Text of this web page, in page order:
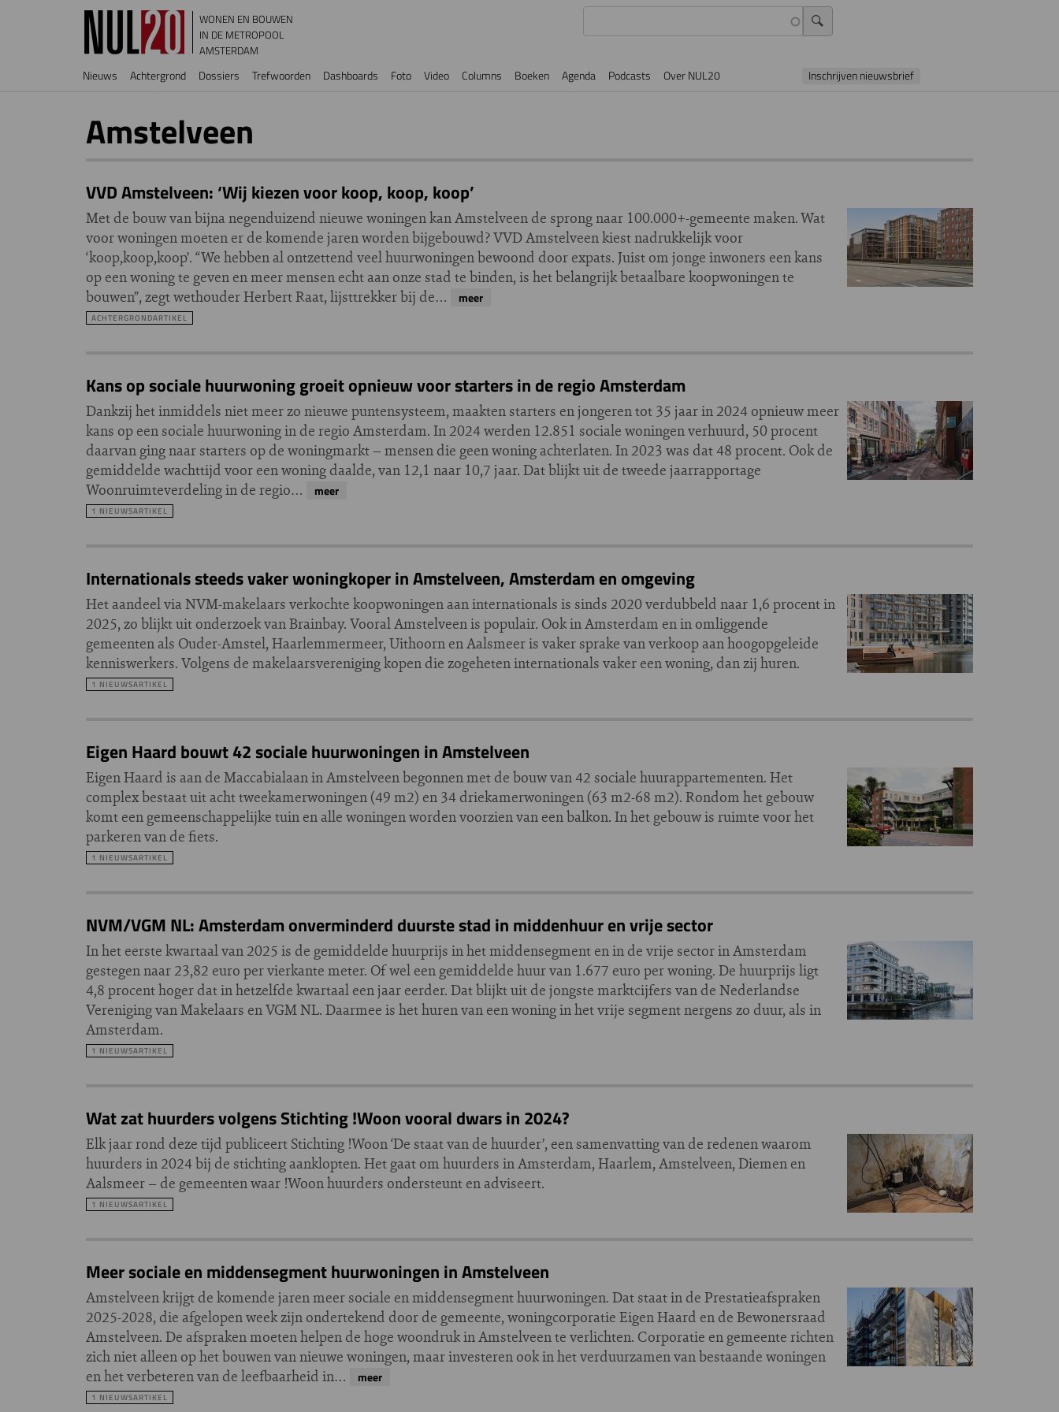
Overslaan en naar de inhoud gaan
WONEN EN BOUWEN
IN DE METROPOOL
AMSTERDAM
Hoofdnavigatie
Nieuws Achtergrond Dossiers Trefwoorden Dashboards Foto Video Columns Boeken Agenda Podcasts Over NUL20 Inschrijven nieuwsbrief
Amstelveen
VVD Amstelveen: ‘Wij kiezen voor koop, koop, koop’
Met de bouw van bijna negenduizend nieuwe woningen kan Amstelveen de sprong naar 100.000+-gemeente maken. Wat
voor woningen moeten er de komende jaren worden bijgebouwd? VVD Amstelveen kiest nadrukkelijk voor
‘koop,koop,koop’. “We hebben al ontzettend veel huurwoningen bewoond door expats. Juist om jonge inwoners een kans
op een woning te geven en meer mensen echt aan onze stad te binden, is het belangrijk betaalbare koopwoningen te
bouwen”, zegt wethouder Herbert Raat, lijsttrekker bij de…
meer
ACHTERGRONDARTIKEL
Kans op sociale huurwoning groeit opnieuw voor starters in de regio Amsterdam
Dankzij het inmiddels niet meer zo nieuwe puntensysteem, maakten starters en jongeren tot 35 jaar in 2024 opnieuw meer
kans op een sociale huurwoning in de regio Amsterdam. In 2024 werden 12.851 sociale woningen verhuurd, 50 procent
daarvan ging naar starters op de woningmarkt – mensen die geen woning achterlaten. In 2023 was dat 48 procent. Ook de
gemiddelde wachttijd voor een woning daalde, van 12,1 naar 10,7 jaar. Dat blijkt uit de tweede jaarrapportage
Woonruimteverdeling in de regio…
meer
1 NIEUWSARTIKEL
Internationals steeds vaker woningkoper in Amstelveen, Amsterdam en omgeving
Het aandeel via NVM-makelaars verkochte koopwoningen aan internationals is sinds 2020 verdubbeld naar 1,6 procent in
2025, zo blijkt uit onderzoek van Brainbay. Vooral Amstelveen is populair. Ook in Amsterdam en in omliggende
gemeenten als Ouder-Amstel, Haarlemmermeer, Uithoorn en Aalsmeer is vaker sprake van verkoop aan hoogopgeleide
kenniswerkers. Volgens de makelaarsvereniging kopen die zogeheten internationals vaker een woning, dan zij huren.
1 NIEUWSARTIKEL
Eigen Haard bouwt 42 sociale huurwoningen in Amstelveen
Eigen Haard is aan de Maccabialaan in Amstelveen begonnen met de bouw van 42 sociale huurappartementen. Het
complex bestaat uit acht tweekamerwoningen (49 m2) en 34 driekamerwoningen (63 m2-68 m2). Rondom het gebouw
komt een gemeenschappelijke tuin en alle woningen worden voorzien van een balkon. In het gebouw is ruimte voor het
parkeren van de fiets.
1 NIEUWSARTIKEL
NVM/VGM NL: Amsterdam onverminderd duurste stad in middenhuur en vrije sector
In het eerste kwartaal van 2025 is de gemiddelde huurprijs in het middensegment en in de vrije sector in Amsterdam
gestegen naar 23,82 euro per vierkante meter. Of wel een gemiddelde huur van 1.677 euro per woning. De huurprijs ligt
4,8 procent hoger dat in hetzelfde kwartaal een jaar eerder. Dat blijkt uit de jongste marktcijfers van de Nederlandse
Vereniging van Makelaars en VGM NL. Daarmee is het huren van een woning in het vrije segment nergens zo duur, als in
Amsterdam.
1 NIEUWSARTIKEL
Wat zat huurders volgens Stichting !Woon vooral dwars in 2024?
Elk jaar rond deze tijd publiceert Stichting !Woon ‘De staat van de huurder’, een samenvatting van de redenen waarom
huurders in 2024 bij de stichting aanklopten. Het gaat om huurders in Amsterdam, Haarlem, Amstelveen, Diemen en
Aalsmeer – de gemeenten waar !Woon huurders ondersteunt en adviseert.
1 NIEUWSARTIKEL
Meer sociale en middensegment huurwoningen in Amstelveen
Amstelveen krijgt de komende jaren meer sociale en middensegment huurwoningen. Dat staat in de Prestatieafspraken
2025-2028, die afgelopen week zijn ondertekend door de gemeente, woningcorporatie Eigen Haard en de Bewonersraad
Amstelveen. De afspraken moeten helpen de hoge woondruk in Amstelveen te verlichten. Corporatie en gemeente richten
zich niet alleen op het bouwen van nieuwe woningen, maar investeren ook in het verduurzamen van bestaande woningen
en het verbeteren van de leefbaarheid in…
meer
1 NIEUWSARTIKEL